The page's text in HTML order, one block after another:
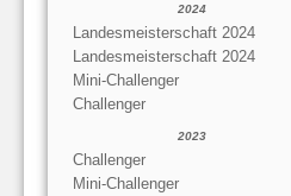
2024
Landesmeisterschaft 2024
Landesmeisterschaft 2024
Mini-Challenger
Challenger
2023
Challenger
Mini-Challenger